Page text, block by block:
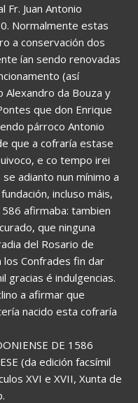
Fr. Juan Antonio
Normalmente estas
a conservación dos
ían sendo renovadas
(así
Alexandro da Bouza y
que don Enrique
párroco Antonio
que a cofraría estase
e co tempo irei
adianto nun mínimo a
incluso máis,
afirmaba: tambien
que ninguna
del Rosario de
Confrades fin dar
é indulgencias.
a afirmar que
nacido esta cofraría
DE 1586
(da edición facsímil
XVI e XVII, Xunta de